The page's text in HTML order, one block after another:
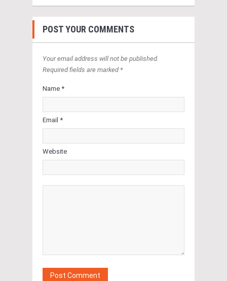
POST YOUR COMMENTS
Your email address will not be published.
Required fields are marked *
Name *
Email *
Website